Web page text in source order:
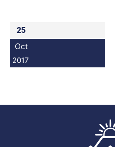
25
Oct
2017